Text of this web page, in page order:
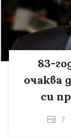
83-
очаква
си
7